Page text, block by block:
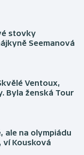
stovky
Seemanová
Ventoux,
Byla ženská Tour
ale na olympiádu
ví Kousková